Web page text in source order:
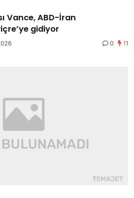
Vance, ABD-İran
gidiyor
0 11